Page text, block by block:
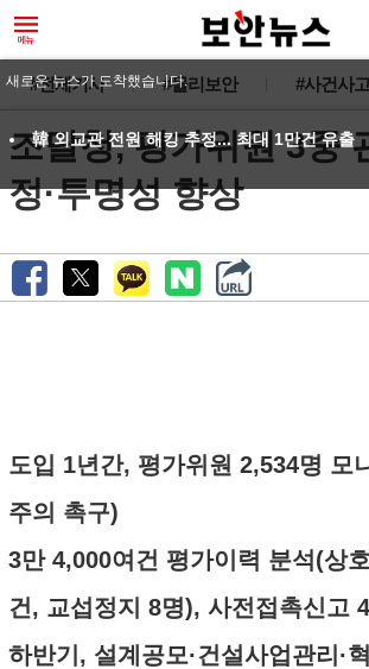
#전체기사 #물리보안 #사건사고
조달청, 평가위원 3중
정·투명성 향상
도입 1년간, 평가위원 2,534명 모
주의 촉구)
3만 4,000여건 평가이력 분석(상
건, 교섭정지 8명), 사전접촉신고
하반기, 설계공모·건설사업관리·
새로운 뉴스가 도착했습니다.
韓 외교관 전원 해킹 추정... 최대 1만건 유출